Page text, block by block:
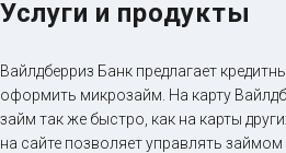
Услуги и продукты
Вайлдберриз Банк предлагает
оформить микрозайм. На карту
займ так же быстро, как на карты
на сайте позволяет управлять